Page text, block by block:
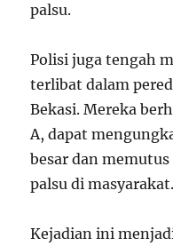
palsu.
Polisi juga tengah
terlibat dalam
Bekasi. Mereka
A, dapat
besar dan
palsu di masyarakat.
Kejadian ini